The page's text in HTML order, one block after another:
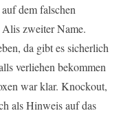
dem falschen
Alis zweiter Name.
da gibt es sicherlich
verliehen bekommen
war klar. Knockout,
als Hinweis auf das